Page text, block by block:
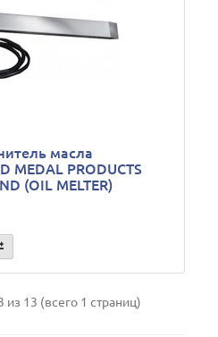
масла
MEDAL PRODUCTS
(OIL MELTER)
из 13 (всего 1 страниц)